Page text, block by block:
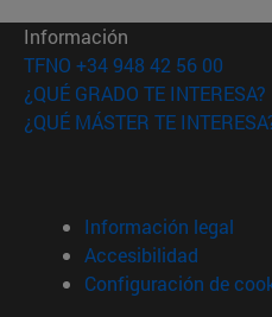
ventana)
ventana)
Información
TFNO +34 948 42 56 00
¿QUÉ GRADO TE INTERESA?
¿QUÉ MÁSTER TE
Información legal
Accesibilidad
Configuración de